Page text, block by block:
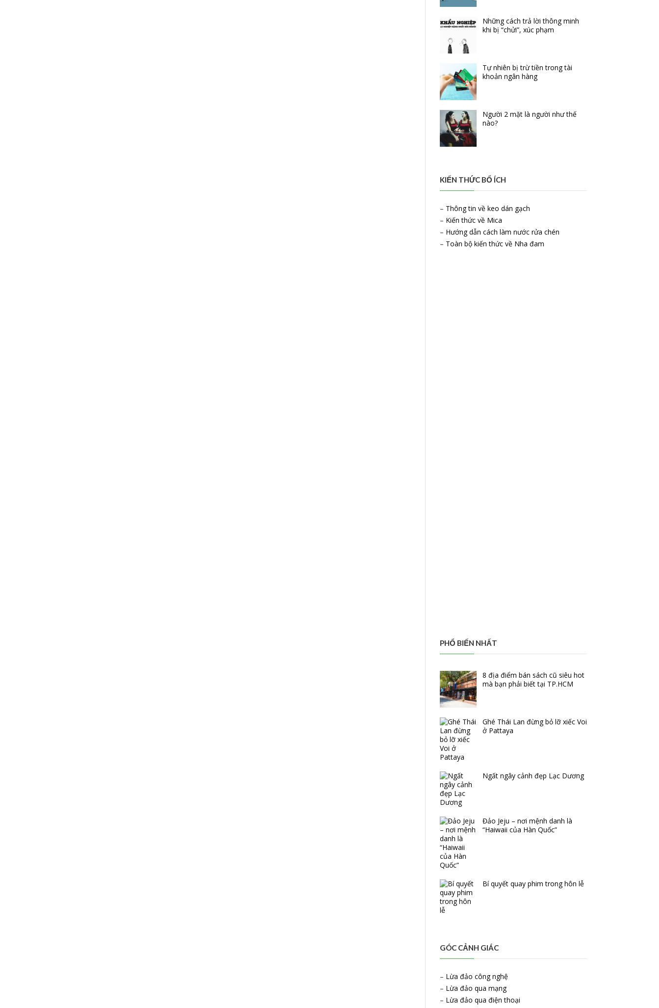
Những cách trả lời thông minh
khi bị “chửi”, xúc phạm
Tự nhiên bị trừ tiền trong tài
khoản ngân hàng
Người 2 mặt là người như thế
nào?
KIẾN THỨC BỔ ÍCH
– Thông tin về keo dán gạch
– Kiến thức về Mica
– Hướng dẫn cách làm nước rửa chén
– Toàn bộ kiến thức về Nha đam
PHỔ BIẾN NHẤT
8 địa điểm bán sách cũ siêu hot
mà bạn phải biết tại TP.HCM
Ghé Thái Lan đừng bỏ lỡ xiếc Voi
ở Pattaya
Ngất ngây cảnh đẹp Lạc Dương
Đảo Jeju – nơi mệnh danh là
“Haiwaii của Hàn Quốc”
Bí quyết quay phim trong hôn lễ
GÓC CẢNH GIÁC
– Lừa đảo công nghệ
– Lừa đảo qua mạng
– Lừa đảo qua điện thoại